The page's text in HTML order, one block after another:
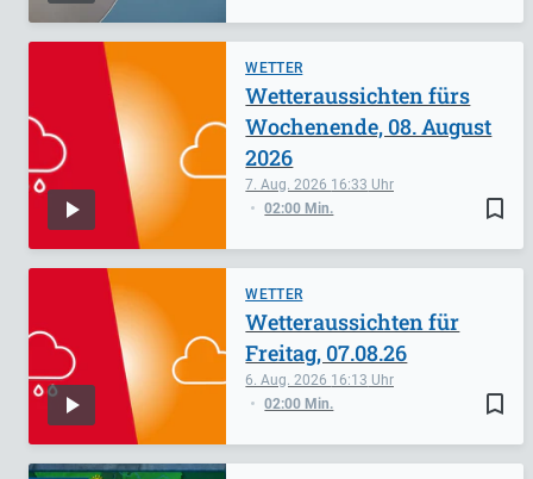
WETTER
bookmark_border
7. Aug. 2026 16:33
02:00 Min.
Wetteraussichten fürs
Wochenende, 08. August
2026
WETTER
bookmark_border
6. Aug. 2026 16:13
02:00 Min.
Wetteraussichten für
Freitag, 07.08.26